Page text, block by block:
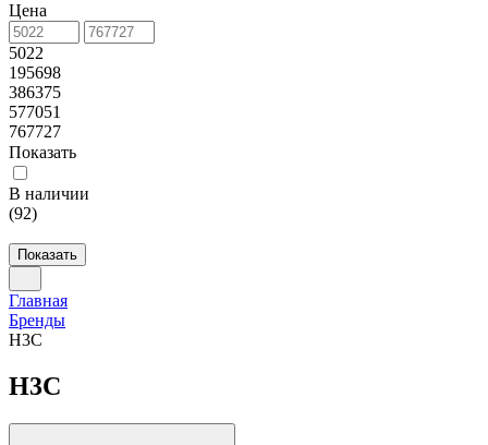
Цена
5022
195698
386375
577051
767727
Показать
В наличии
(92)
Показать
Главная
Бренды
H3C
H3C